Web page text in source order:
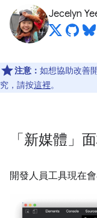
Jecelyn
注意： 如想協助改善
究，請按這裡。
「新媒體」
開發人員工具現在